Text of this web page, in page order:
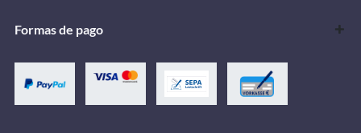
Formas de pago